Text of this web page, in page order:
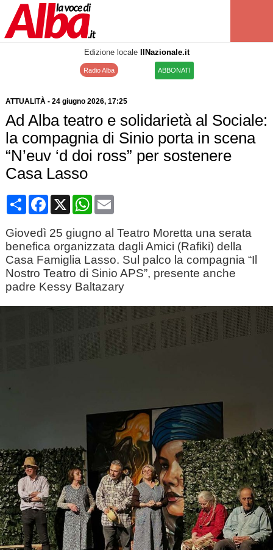
Edizione locale IlNazionale.it
Radio Alba ABBONATI
ATTUALITÀ- 24 giugno 2026, 17:25
Ad Alba teatro e solidarietà al Sociale:
la compagnia di Sinio porta in scena
“N’euv ‘d doi ross” per sostenere
Casa Lasso
CondividiFacebook
X WhatsApp
Email
Giovedì 25 giugno al Teatro Moretta una serata
benefica organizzata dagli Amici (Rafiki) della
Casa Famiglia Lasso. Sul palco la compagnia “Il
Nostro Teatro di Sinio APS”, presente anche
padre Kessy Baltazary